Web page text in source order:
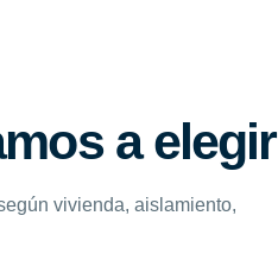
a elegir
vivienda, aislamiento,